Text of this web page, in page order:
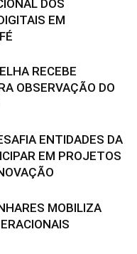
DOS
EM
RECEBE
OBSERVAÇÃO DO
ENTIDADES DA
EM PROJETOS
MOBILIZA